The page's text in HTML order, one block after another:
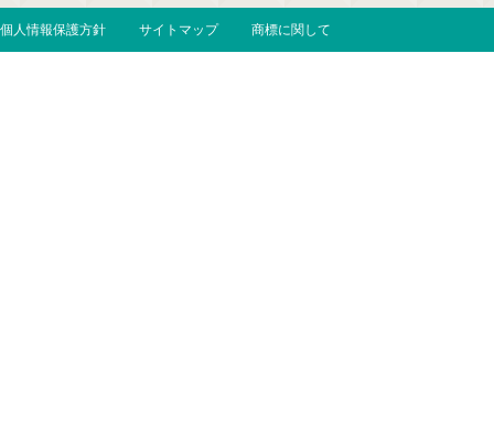
個人情報保護方針 サイトマップ 商標に関して